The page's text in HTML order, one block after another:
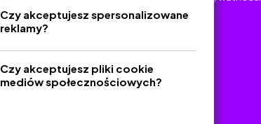
Czy akceptujesz spersonalizowane
reklamy?
Czy akceptujesz pliki cookie
mediów społecznościowych?